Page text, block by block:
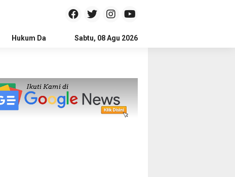
Hukum Dan Kriminal Politik Pendidikan
Sabtu, 08 Agu 2026